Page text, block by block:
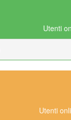
Utenti
Utenti